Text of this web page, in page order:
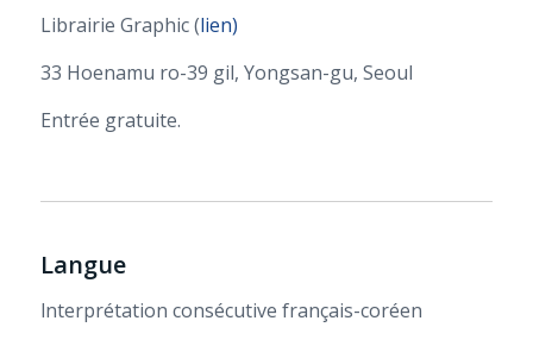
Librairie Graphic (lien)
33 Hoenamu ro-39 gil, Yongsan-gu, Seoul
Entrée gratuite.
Langue
lnterprétation consécutive français-coréen